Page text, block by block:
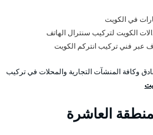
في الكويت
الكويت لتركيب سنترال الهاتف
عبر فني تركيب انتركم الكويت
وكافة المنشآت التجارية والمحلات في تركيب
العاشرة